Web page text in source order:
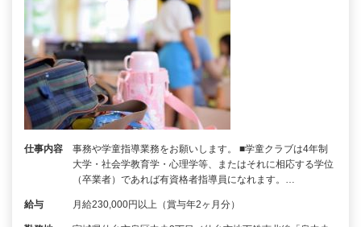
仕事内容
事務や学童指導業務をお願いします。 ■学童クラブは4年制
大学・社会学教育学・心理学等、またはそれに相応する学位
（卒業者）であれば有資格者指導員になれます。…
給与 月給230,000円以上（賞与年2ヶ月分）